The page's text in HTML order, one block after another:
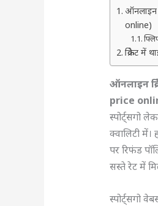
ऑनलाइन
online)
क्रिकेट
ऑनलाइन
price
स्पोर्ट्सगो
क्वालिटी
पर रिफंड
सस्ते रेट में
स्पोर्ट्सगो